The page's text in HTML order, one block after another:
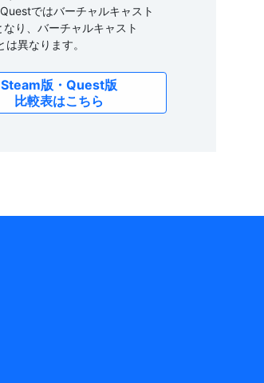
ではバーチャルキャスト
り、バーチャルキャスト
は異なります。
Steam版・Quest版
比較表はこちら